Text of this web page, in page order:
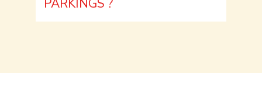
PARKINGS ?